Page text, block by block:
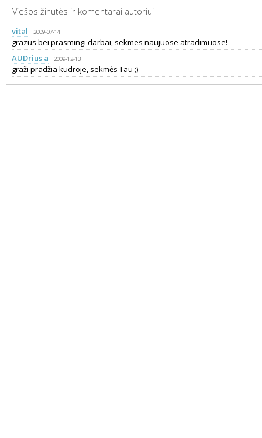
Viešos žinutės ir komentarai autoriui
vital 2009-07-14
grazus bei prasmingi darbai, sekmes naujuose atradimuose!
AUDrius a
2009-12-13
graži pradžia kūdroje, sekmės Tau ;)